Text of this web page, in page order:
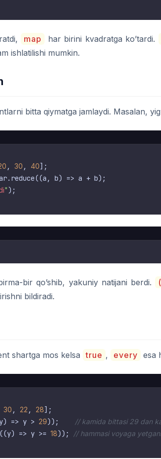
map har birini kvadratga ko’tardi.
ishlatilishi mumkin.
bitta qiymatga jamlaydi. Masalan,
, 30 , 40];
b) => a + b);
");
bir qo’shib, yakuniy natijani berdi.
bildiradi.
shartga mos kelsa true , every esa
30 , 22 , 28];
=> y > 29)); // kamida bittasi 29 dan
=> y >= 18)); // hammasi voyaga